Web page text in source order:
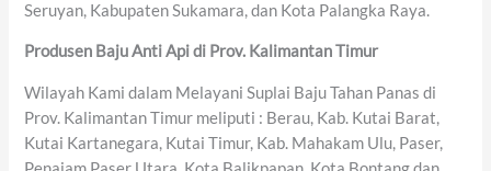
Seruyan, Kabupaten Sukamara, dan Kota Palangka Raya.
Produsen Baju Anti Api di Prov. Kalimantan Timur
Wilayah Kami dalam Melayani Suplai Baju Tahan Panas di
Prov. Kalimantan Timur meliputi : Berau, Kab. Kutai Barat,
Kutai Kartanegara, Kutai Timur, Kab. Mahakam Ulu, Paser,